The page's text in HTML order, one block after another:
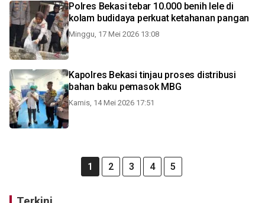
Polres Bekasi tebar 10.000 benih lele di
kolam budidaya perkuat ketahanan pangan
Minggu, 17 Mei 2026 13:08
Kapolres Bekasi tinjau proses distribusi
bahan baku pemasok MBG
Kamis, 14 Mei 2026 17:51
1 2 3 4 5